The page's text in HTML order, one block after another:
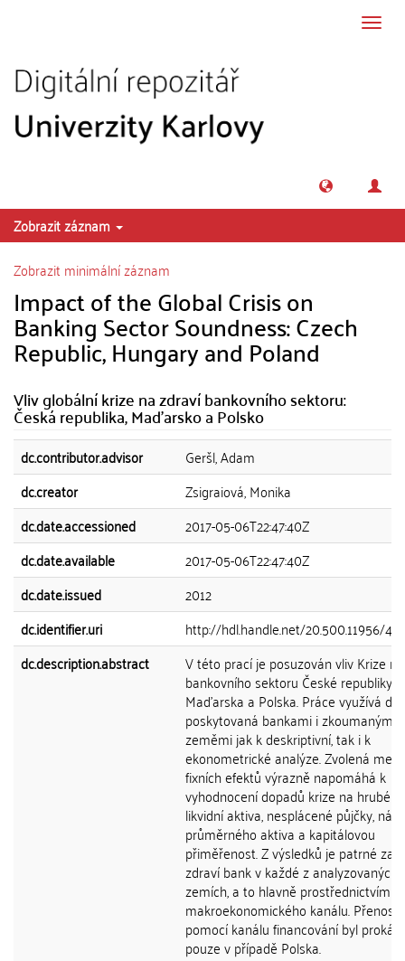
Zobrazit záznam
Zobrazit minimální záznam
Impact of the Global Crisis on
Banking Sector Soundness: Czech
Republic, Hungary and Poland
Vliv globální krize na zdraví bankovního sektoru:
Česká republika, Maďarsko a Polsko
dc.contributor.advisor
Geršl, Adam
dc.creator
Zsigraiová, Monika
dc.date.accessioned
2017-05-06T22:47:40Z
dc.date.available
2017-05-06T22:47:40Z
dc.date.issued
2012
dc.identifier.uri
http://hdl.handle.net/20.500.11956/
dc.description.abstract
V této prací je posuzován vliv Krize
bankovního sektoru České republiky,
Maďarska a Polska. Práce využívá
poskytovaná bankami i zkoumanými
zeměmi jak k deskriptivní, tak i k
ekonometrické analýze. Zvolená
fixních efektů výrazně napomáhá k
vyhodnocení dopadů krize na hrubé
likvidní aktiva, nesplácené půjčky,
průměrného aktiva a kapitálovou
přiměřenost. Z výsledků je patrné
zdraví bank v každé z analyzovaných
zemích, a to hlavně prostřednictvím
makroekonomického kanálu. Přenos
pomocí kanálu financování byl
pouze v případě Polska.